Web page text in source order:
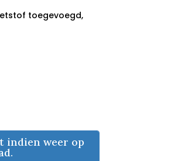
toegevoegd,
indien weer op